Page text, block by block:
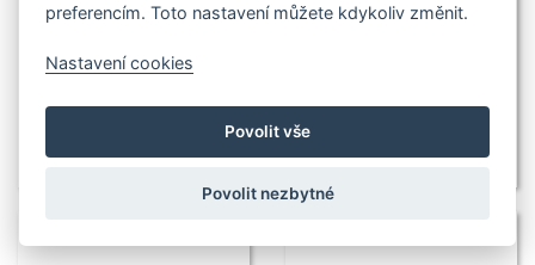
preferencím. Toto nastavení můžete kdykoliv změnit.
Nastavení cookies
Povolit vše
Povolit nezbytné